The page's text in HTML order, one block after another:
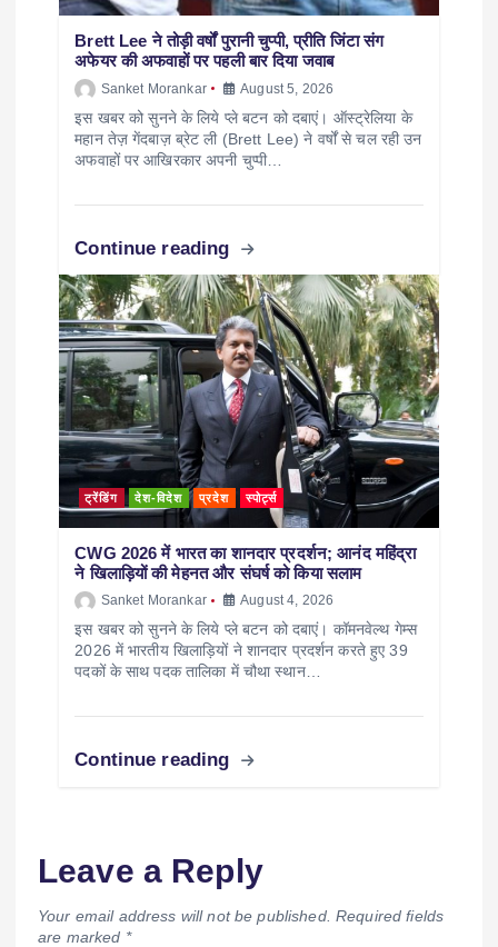
Brett Lee ने तोड़ी वर्षों पुरानी चुप्पी, प्रीति जिंटा संग
अफेयर की अफवाहों पर पहली बार दिया जवाब
Sanket Morankar August 5, 2026
इस खबर को सुनने के लिये प्ले बटन को दबाएं। ऑस्ट्रेलिया के
महान तेज़ गेंदबाज़ ब्रेट ली (Brett Lee) ने वर्षों से चल रही उन
अफवाहों पर आखिरकार अपनी चुप्पी…
Continue reading
ट्रेंडिंग देश-विदेश प्रदेश स्पोर्ट्स
CWG 2026 में भारत का शानदार प्रदर्शन; आनंद महिंद्रा
ने खिलाड़ियों की मेहनत और संघर्ष को किया सलाम
Sanket Morankar August 4, 2026
इस खबर को सुनने के लिये प्ले बटन को दबाएं। कॉमनवेल्थ गेम्स
2026 में भारतीय खिलाड़ियों ने शानदार प्रदर्शन करते हुए 39
पदकों के साथ पदक तालिका में चौथा स्थान…
Continue reading
Leave a Reply
Your email address will not be published. Required fields
are marked *